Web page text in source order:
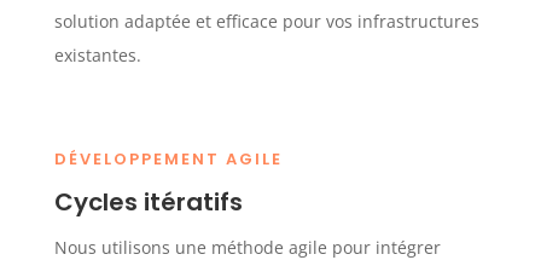
solution adaptée et efficace pour vos infrastructures
existantes.
DÉVELOPPEMENT AGILE
Cycles itératifs
Nous utilisons une méthode agile pour intégrer